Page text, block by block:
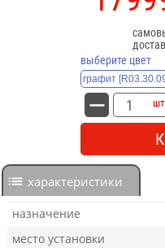
выберите цвет
характеристики
назначение
место установки